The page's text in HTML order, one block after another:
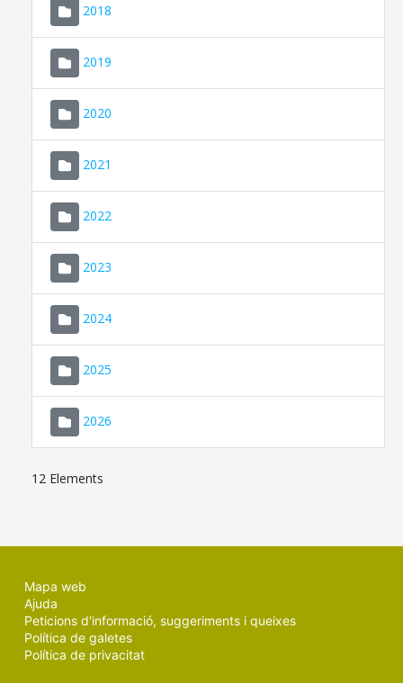
2018
2019
2020
2021
2022
2023
2024
2025
2026
12 Elements
Mapa web
Ajuda
Peticions d'informació, suggeriments i queixes
Política de galetes
Política de privacitat